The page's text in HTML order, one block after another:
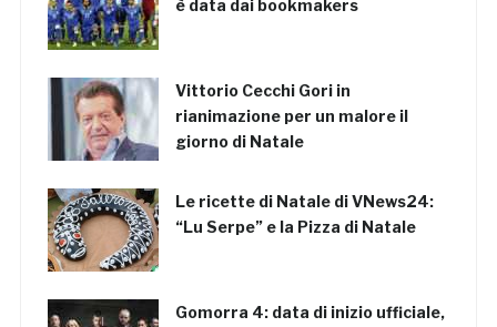
è data dai bookmakers
Vittorio Cecchi Gori in
rianimazione per un malore il
giorno di Natale
Le ricette di Natale di VNews24:
“Lu Serpe” e la Pizza di Natale
Gomorra 4: data di inizio ufficiale,